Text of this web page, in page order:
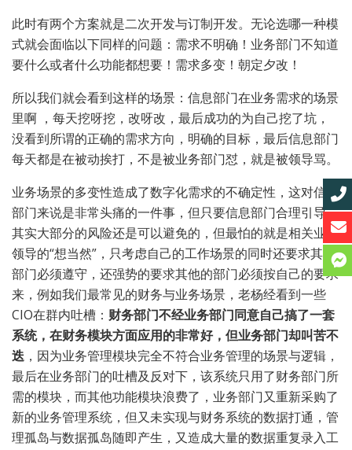
此时有两个方案就是二次开发与订制开发。无论选哪一种模
式就会面临以下同样的问题：需求不明确！业务部门不知道
要什么或者什么功能都想要！需求多变！朝定夕改！
所以我们就会看到这样的场景：信息部门在业务需求的场景
里啊 ，每天挖呀挖，改呀改，最后成功的为自己挖了坑，
没看到所谓的正确的需求方向，明确的目标，最后信息部门
每天都是在被动挨打，不是被业务部门怼，就是被领导骂。
业务场景的多变性造成了数字化需求的不确定性，这对信息
部门来说是非常头痛的一件事，但只要信息部门合理引导，
其实大部分的风险还是可以避免的，但最怕的就是相关业务
领导的“想当然”，只考虑自己的工作场景的同时还要求其他
部门必须遵守，还强势的要求其他的部门必须按自己的要求
来，例如我们最常见的财务与业务场景，老杨经看到一些
CIO在群内吐槽： 财务部门不经业务部门同意自己搞了一套
系统，在财务模块方面应用的非常好，但业务部门却叫苦不
迭 ，因为业务管理模块完全不符合业务管理的场景与逻辑，
最后在业务部门的吐槽及反对下，该系统只用了财务部门所
需的模块，而其他功能模块浪费了，业务部门又重新采购了
新的业务管理系统，但又未实现与财务系统的数据打通，管
理孤岛与数据孤岛随即产生，又造成大量的数据重复录入工